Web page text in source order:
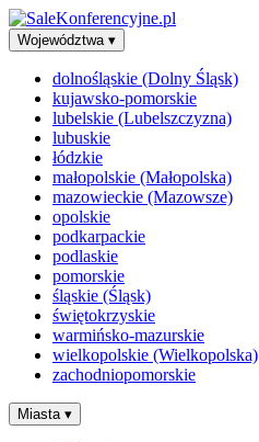
Województwa ▾
dolnośląskie (Dolny Śląsk)
kujawsko-pomorskie
lubelskie (Lubelszczyzna)
lubuskie
łódzkie
małopolskie (Małopolska)
mazowieckie (Mazowsze)
opolskie
podkarpackie
podlaskie
pomorskie
śląskie (Śląsk)
świętokrzyskie
warmińsko-mazurskie
wielkopolskie (Wielkopolska)
zachodniopomorskie
Miasta ▾